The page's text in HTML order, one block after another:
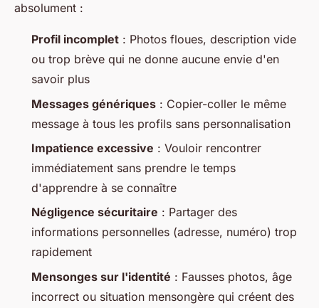
absolument :
Profil incomplet : Photos floues, description vide
ou trop brève qui ne donne aucune envie d'en
savoir plus
Messages génériques : Copier-coller le même
message à tous les profils sans personnalisation
Impatience excessive : Vouloir rencontrer
immédiatement sans prendre le temps
d'apprendre à se connaître
Négligence sécuritaire : Partager des
informations personnelles (adresse, numéro) trop
rapidement
Mensonges sur l'identité : Fausses photos, âge
incorrect ou situation mensongère qui créent des